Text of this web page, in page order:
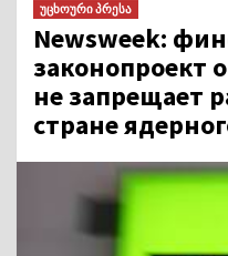
უცხოური პრესა
Newsweek:
законопроект
не запрещает
стране